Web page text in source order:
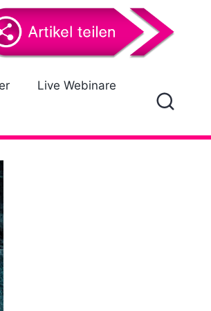
Live Webinare